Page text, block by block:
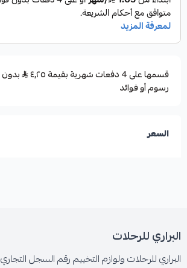
قسمها على 4 دفعات شهرية بقيمة ٤٫٢٥
بدون
رسوم أو فوائد
السعر
البراري للرحلات
البراري للرحلات ولوازم التخييم رقم السجل التجاري